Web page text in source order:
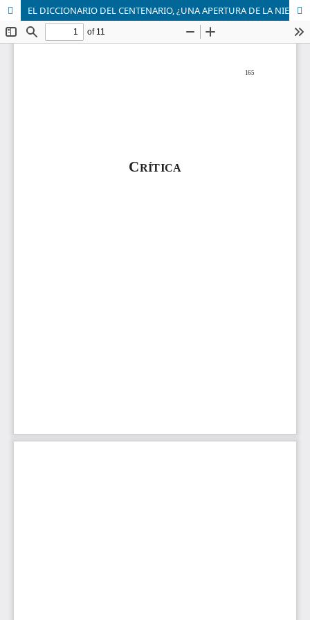
EL DICCIONARIO DEL CENTENARIO, ¿UNA APERTURA DE LA NIETZSCHE- FORSCHUNG A LA COMUNIDAD DE LAS CIENCIAS HUMANAS?